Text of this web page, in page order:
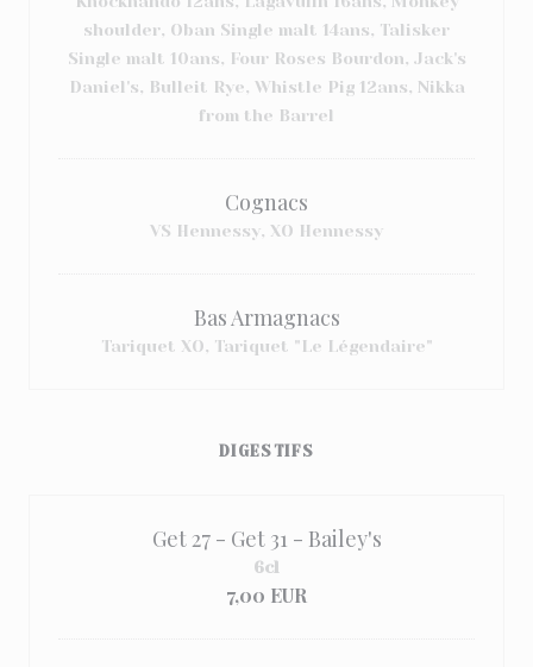
shoulder, Oban Single malt 14ans, Talisker
Single malt 10ans, Four Roses Bourdon, Jack's
Daniel's, Bulleit Rye, Whistle Pig 12ans, Nikka
from the Barrel
Cognacs
VS Hennessy, XO Hennessy
Bas Armagnacs
Tariquet XO, Tariquet "Le Légendaire"
DIGESTIFS
Get 27 - Get 31 - Bailey's
7,00 EUR
6cl